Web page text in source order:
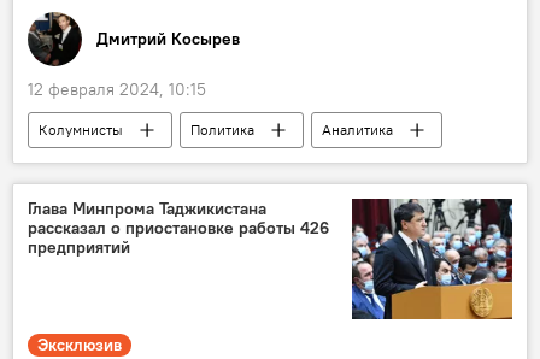
Дмитрий Косырев
12 февраля 2024, 10:15
Колумнисты Политика
Аналитика
Китай
Южная Корея Туризм
Глава Минпрома Таджикистана
рассказал о приостановке работы 426
предприятий
Эксклюзив